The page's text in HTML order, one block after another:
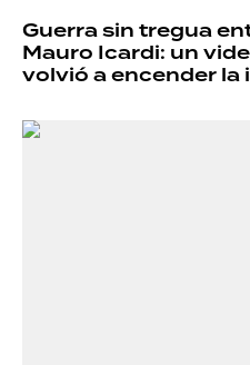
Guerra sin tregua
Mauro Icardi: un
volvió a encender la